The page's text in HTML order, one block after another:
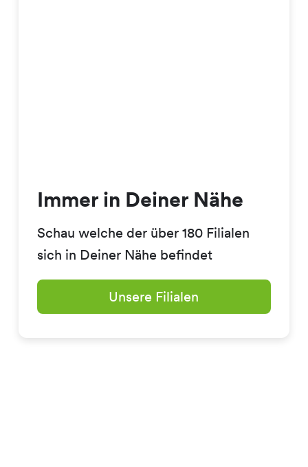
Immer in Deiner Nähe
Schau welche der über 180 Filialen
sich in Deiner Nähe befindet
Unsere Filialen